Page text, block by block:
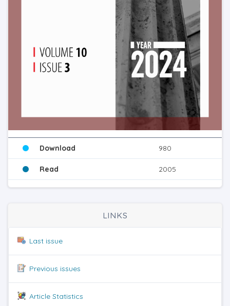
Download 980
Read 2005
LINKS
Last issue
Previous issues
Article Statistics